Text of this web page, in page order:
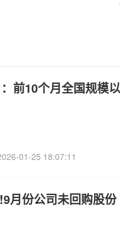
：前10个月全国规模
01-25 18:07:11
月份公司未回购股份